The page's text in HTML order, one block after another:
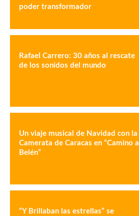
poder transformador
Rafael Carrero: 30 años al rescate
de los sonidos del mundo
Un viaje musical de Navidad con la
Camerata de Caracas en “Camino a
Belén”
“Y Brillaban las estrellas” se